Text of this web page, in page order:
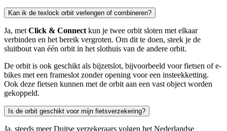
Kan ik de texlock orbit verlengen of combineren?
Ja, met Click & Connect kun je twee orbit sloten met elkaar
verbinden en het bereik vergroten. Om dit te doen, steek je de
sluitbout van één orbit in het slothuis van de andere orbit.
De orbit is ook geschikt als bijzetslot, bijvoorbeeld voor fietsen of e-
bikes met een frameslot zonder opening voor een insteekketting.
Ook deze fietsen kunnen met de orbit aan een vast object worden
gekoppeld.
Is de orbit geschikt voor mijn fietsverzekering?
Ja, steeds meer Duitse verzekeraars volgen het Nederlandse